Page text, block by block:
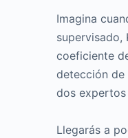
Imagina
supervisado,
coeficiente
detección de
dos
Llegarás a